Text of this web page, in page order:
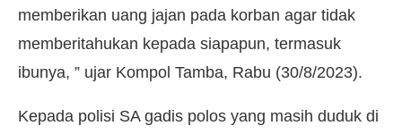
memberikan uang jajan pada korban agar tidak
memberitahukan kepada siapapun, termasuk
ibunya, ” ujar Kompol Tamba, Rabu (30/8/2023).
Kepada polisi SA gadis polos yang masih duduk di